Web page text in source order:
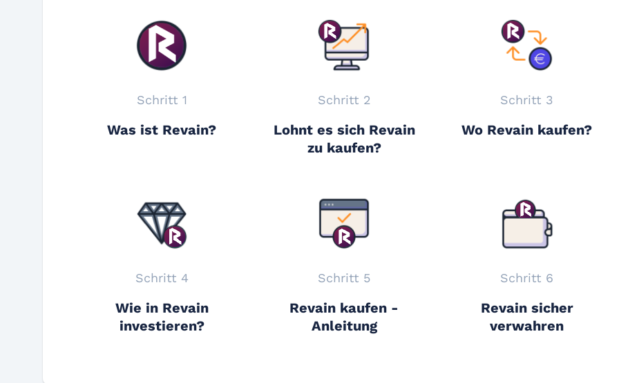
Schritt 1
Was ist Revain?
Schritt 2
Lohnt es sich Revain
zu kaufen?
Schritt 3
Wo Revain kaufen?
Schritt 4
Wie in Revain
investieren?
Schritt 5
Revain kaufen -
Anleitung
Schritt 6
Revain sicher
verwahren